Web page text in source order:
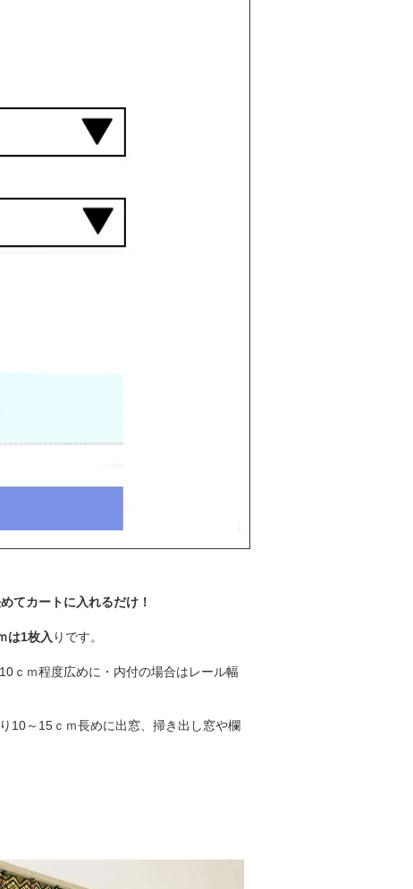
てカートに入れるだけ！
は1枚入 りです。
ｃｍ程度広めに・内付の場合はレール幅
10～15ｃｍ長めに出窓、掃き出し窓や欄